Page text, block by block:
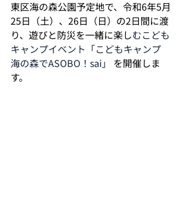
東区海の森公園予定地で、令和6年5月
25日（土）、26日（日）の2日間に渡
り、遊びと防災を一緒に楽しむこども
キャンプイベント「こどもキャンプ
海の森でASOBO！sai」 を開催しま
す。